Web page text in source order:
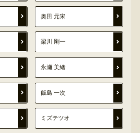
奥田 元宋
梁川 剛一
永瀬 美緒
飯島 一次
ミズテツオ